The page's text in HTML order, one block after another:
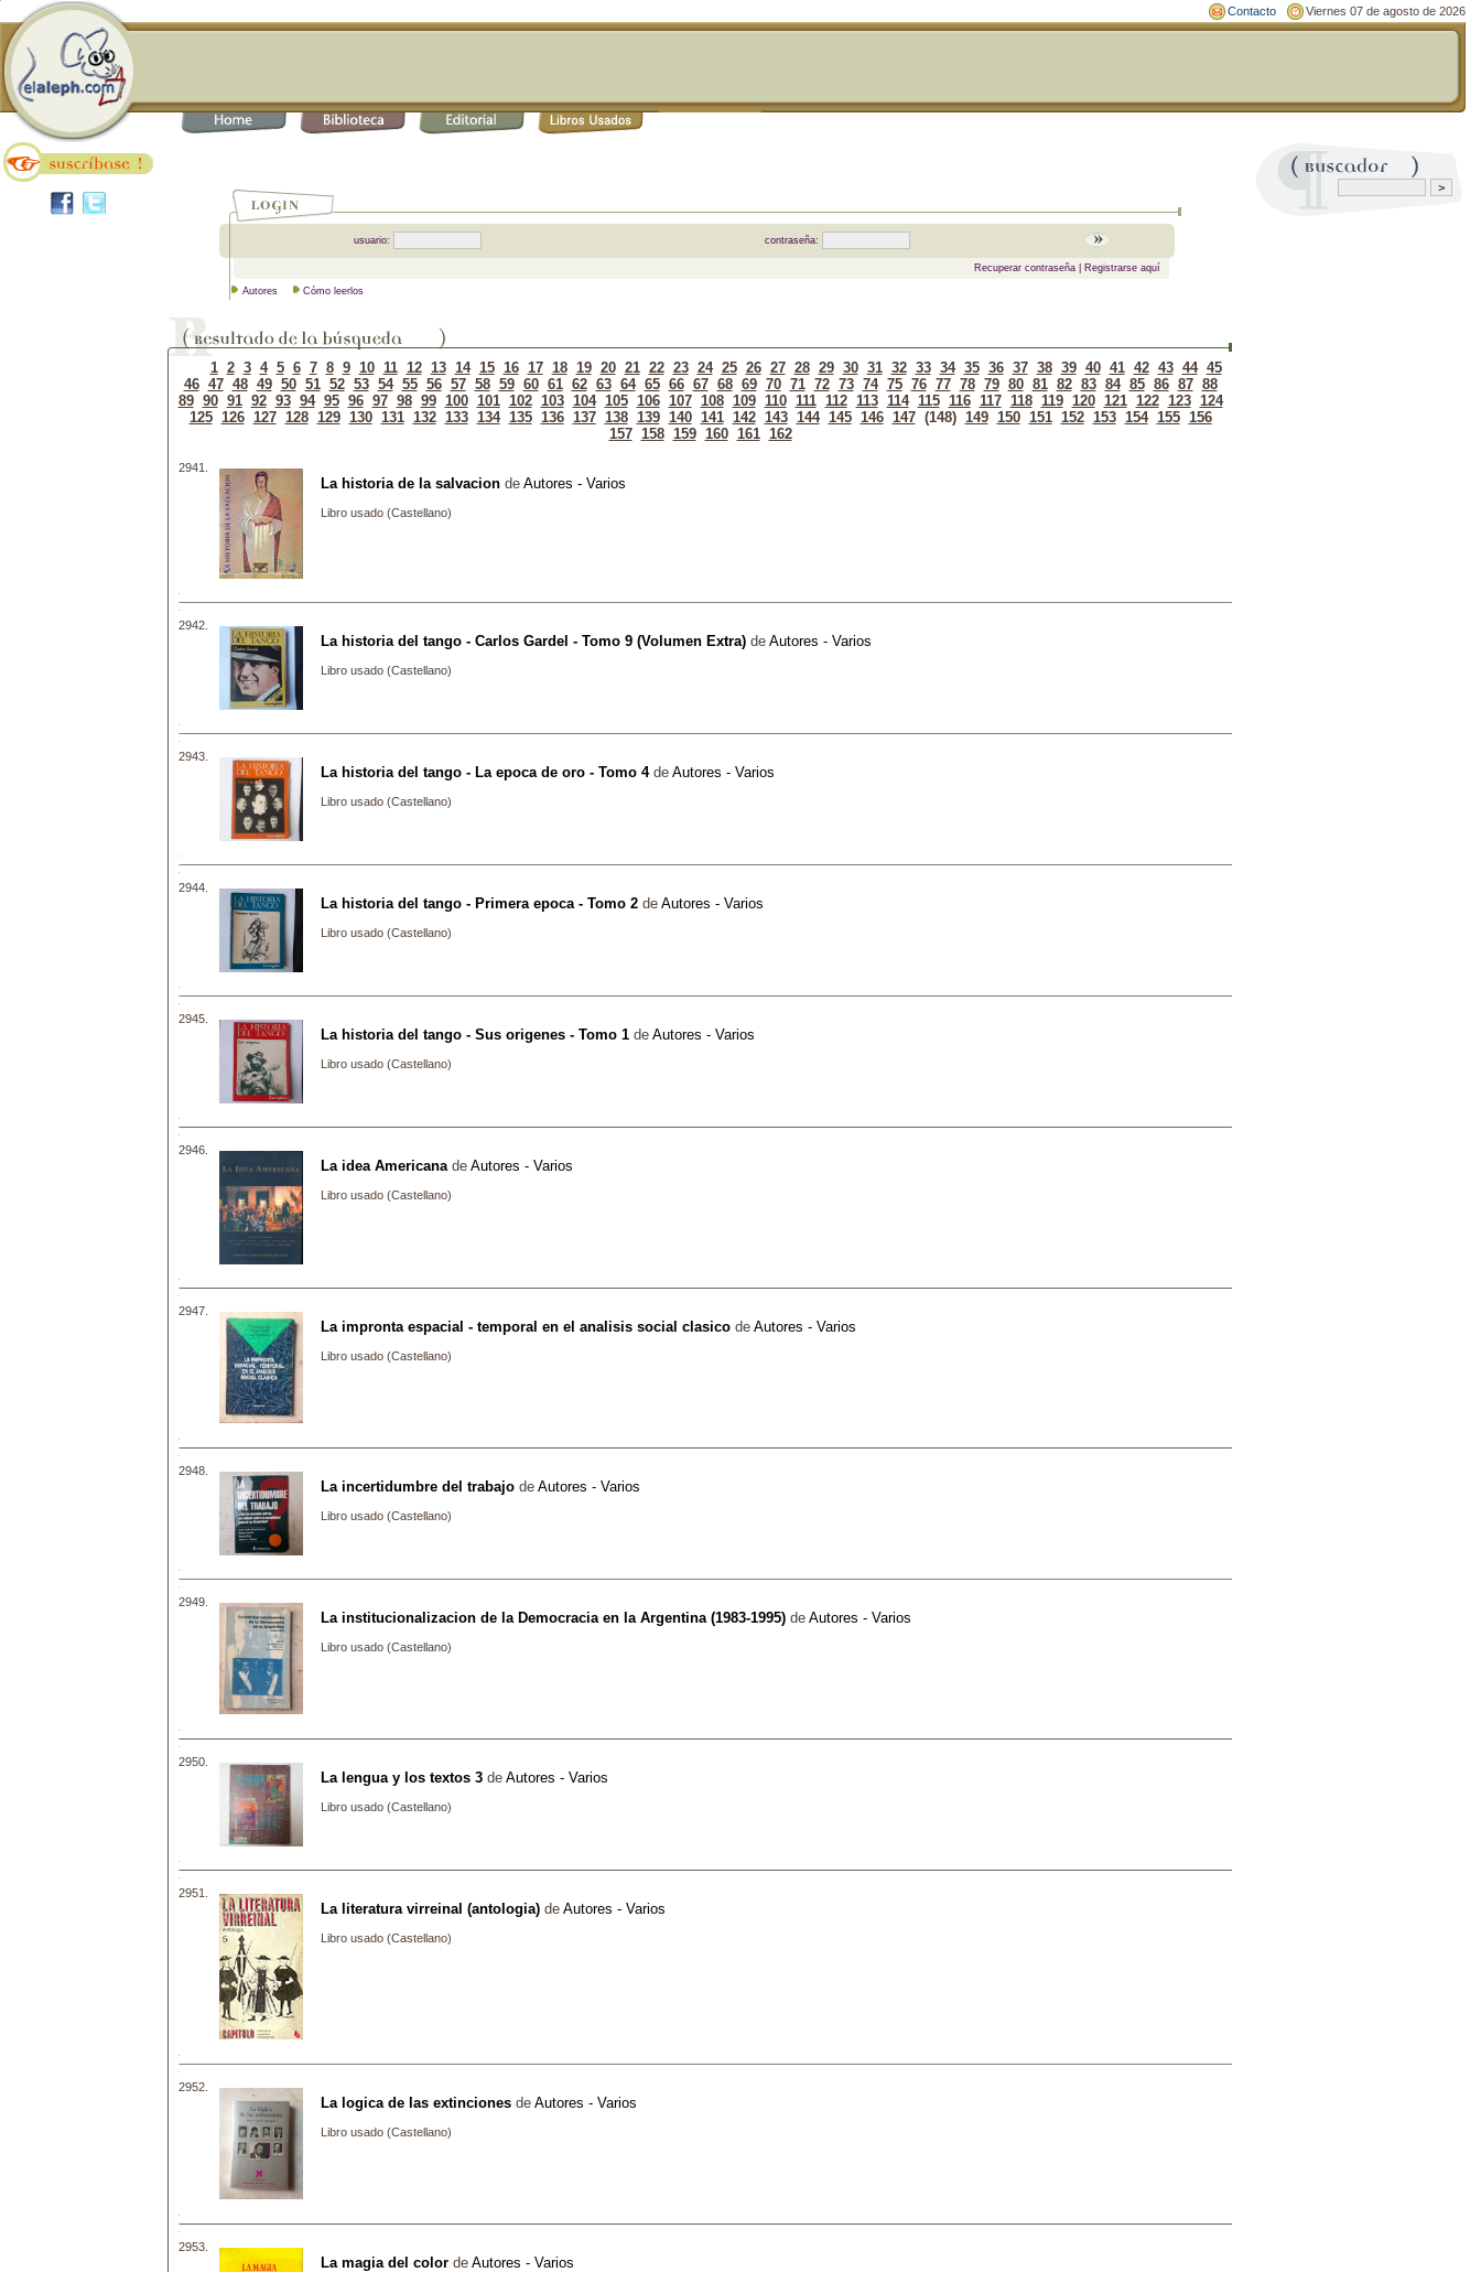
Contacto Viernes 07 de agosto de 2026
usuario: contraseña:
Recuperar contraseña| Registrarse aquí
Autores Cómo leerlos
1 2 3 4 5 6 7 8 9 10 11 12 13 14 15 16 17 18 19 20 21 22 23 24 25 26 27 28 29 30 31 32 33 34 35 36 37 38 39 40 41 42 43 44 45
46 47 48 49 50 51 52 53 54 55 56 57 58 59 60 61 62 63 64 65 66 67 68 69 70 71 72 73 74 75 76 77 78 79 80 81 82 83 84 85 86 87 88
89 90 91 92 93 94 95 96 97 98 99 100 101 102 103 104 105 106 107 108 109 110 111 112 113 114 115 116 117 118 119 120 121 122 123
124
125
126 127 128 129 130 131 132 133 134 135 136 137 138 139 140 141 142 143 144 145 146 147 (148) 149 150 151 152 153 154 155
156
157
158 159 160 161 162
2941.
La historia de la salvacion de Autores - Varios
Libro usado (Castellano)
2942.
La historia del tango - Carlos Gardel - Tomo 9 (Volumen Extra) de Autores - Varios
Libro usado (Castellano)
2943.
La historia del tango - La epoca de oro - Tomo 4de Autores - Varios
Libro usado (Castellano)
2944.
La historia del tango - Primera epoca - Tomo 2 de Autores - Varios
Libro usado (Castellano)
2945.
La historia del tango - Sus origenes - Tomo 1 de Autores - Varios
Libro usado (Castellano)
2946.
La idea Americana de Autores - Varios
Libro usado (Castellano)
2947.
La impronta espacial - temporal en el analisis social clasico de Autores - Varios
Libro usado (Castellano)
2948.
La incertidumbre del trabajo de Autores - Varios
Libro usado (Castellano)
2949.
La institucionalizacion de la Democracia en la Argentina (1983-1995) de Autores - Varios
Libro usado (Castellano)
2950.
La lengua y los textos 3 de Autores - Varios
Libro usado (Castellano)
2951.
La literatura virreinal (antologia) de Autores - Varios
Libro usado (Castellano)
2952.
La logica de las extinciones de Autores - Varios
Libro usado (Castellano)
2953.
La magia del color de Autores - Varios